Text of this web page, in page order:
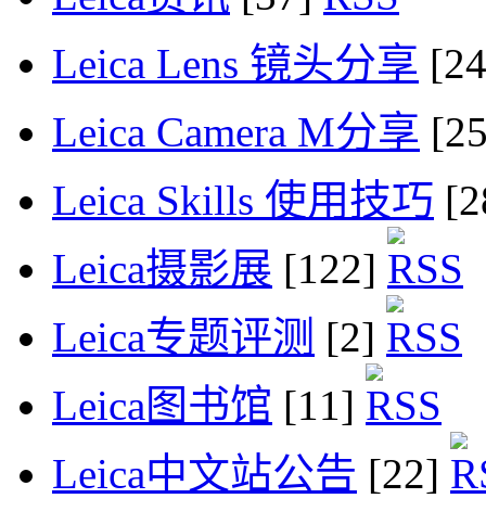
Leica Lens 镜头分享
Leica Camera M分享
Leica Skills 使用技巧
Leica摄影展 [122]
Leica专题评测 [2]
Leica图书馆 [11]
Leica中文站公告 [22]